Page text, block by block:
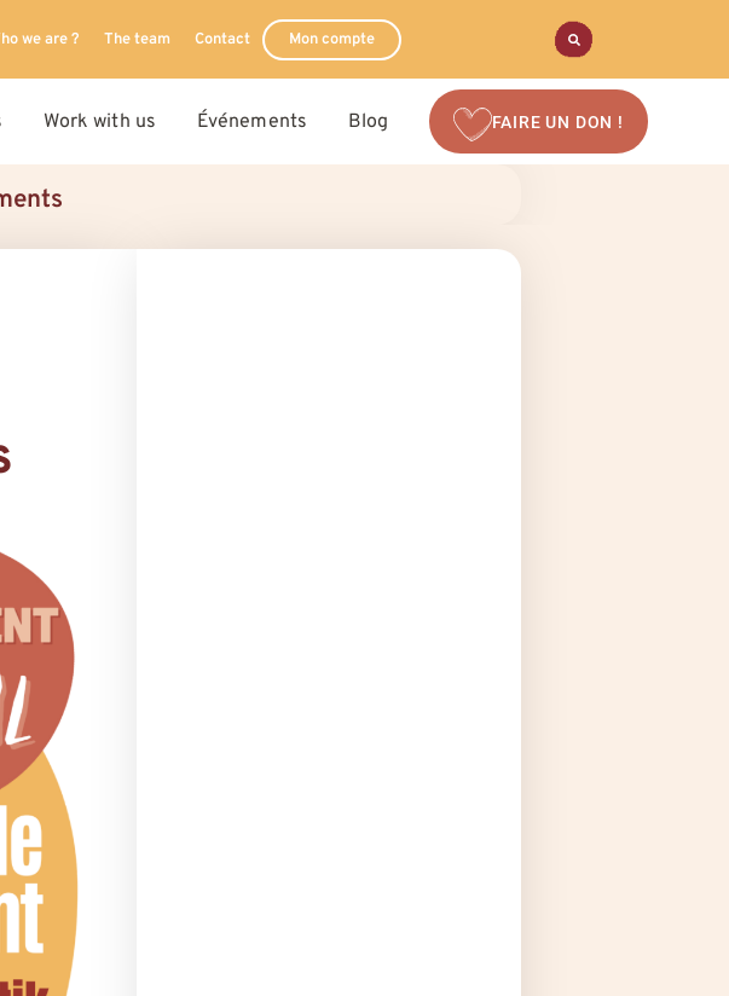
we are ? The team Contact Mon compte
Work with us Événements Blog FAIRE UN DON !